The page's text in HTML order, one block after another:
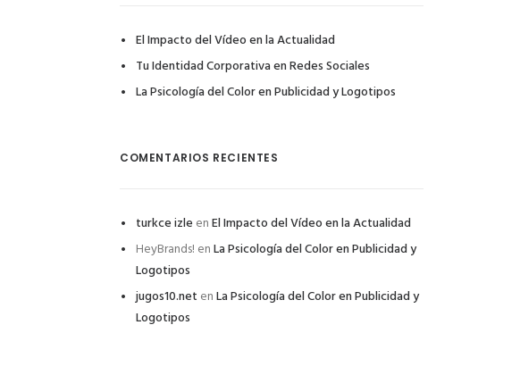
El Impacto del Vídeo en la Actualidad
Tu Identidad Corporativa en Redes Sociales
La Psicología del Color en Publicidad y Logotipos
COMENTARIOS RECIENTES
turkce izle enEl Impacto del Vídeo en la Actualidad
HeyBrands! enLa Psicología del Color en Publicidad y
Logotipos
jugos10.net enLa Psicología del Color en Publicidad y
Logotipos